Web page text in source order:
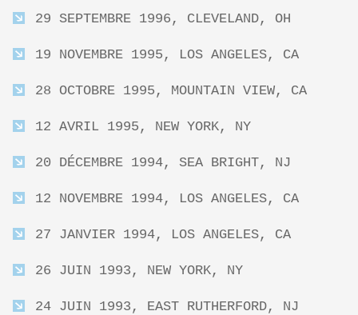
29 SEPTEMBRE 1996, CLEVELAND, OH
19 NOVEMBRE 1995, LOS ANGELES, CA
28 OCTOBRE 1995, MOUNTAIN VIEW, CA
12 AVRIL 1995, NEW YORK, NY
20 DÉCEMBRE 1994, SEA BRIGHT, NJ
12 NOVEMBRE 1994, LOS ANGELES, CA
27 JANVIER 1994, LOS ANGELES, CA
26 JUIN 1993, NEW YORK, NY
24 JUIN 1993, EAST RUTHERFORD, NJ